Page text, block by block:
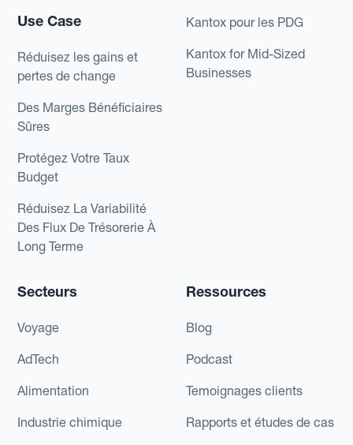
Use Case
Réduisez les gains et
pertes de change
Des Marges Bénéficiaires
Sûres
Protégez Votre Taux
Budget
Réduisez La Variabilité
Des Flux De Trésorerie À
Long Terme
Kantox pour les PDG
Kantox for Mid-Sized
Businesses
Secteurs
Voyage
AdTech
Alimentation
Industrie chimique
Ressources
Blog
Podcast
Temoignages clients
Rapports et études de cas